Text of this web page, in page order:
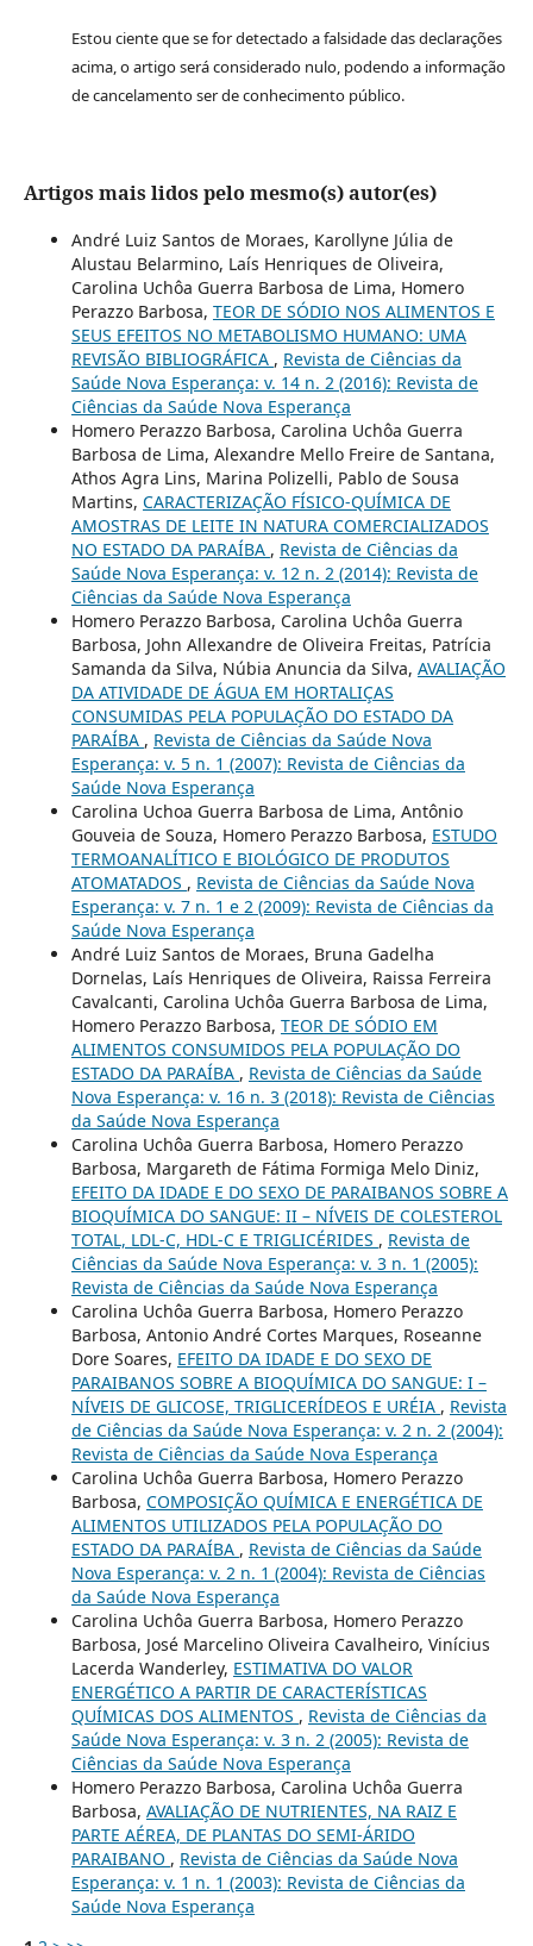
Estou ciente que se for detectado a falsidade das declarações
acima, o artigo será considerado nulo, podendo a informação
de cancelamento ser de conhecimento público.
Artigos mais lidos pelo mesmo(s) autor(es)
André Luiz Santos de Moraes, Karollyne Júlia de
Alustau Belarmino, Laís Henriques de Oliveira,
Carolina Uchôa Guerra Barbosa de Lima, Homero
Perazzo Barbosa, TEOR DE SÓDIO NOS ALIMENTOS E
SEUS EFEITOS NO METABOLISMO HUMANO: UMA
REVISÃO BIBLIOGRÁFICA , Revista de Ciências da
Saúde Nova Esperança: v. 14 n. 2 (2016): Revista de
Ciências da Saúde Nova Esperança
Homero Perazzo Barbosa, Carolina Uchôa Guerra
Barbosa de Lima, Alexandre Mello Freire de Santana,
Athos Agra Lins, Marina Polizelli, Pablo de Sousa
Martins, CARACTERIZAÇÃO FÍSICO-QUÍMICA DE
AMOSTRAS DE LEITE IN NATURA COMERCIALIZADOS
NO ESTADO DA PARAÍBA , Revista de Ciências da
Saúde Nova Esperança: v. 12 n. 2 (2014): Revista de
Ciências da Saúde Nova Esperança
Homero Perazzo Barbosa, Carolina Uchôa Guerra
Barbosa, John Allexandre de Oliveira Freitas, Patrícia
Samanda da Silva, Núbia Anuncia da Silva, AVALIAÇÃO
DA ATIVIDADE DE ÁGUA EM HORTALIÇAS
CONSUMIDAS PELA POPULAÇÃO DO ESTADO DA
PARAÍBA , Revista de Ciências da Saúde Nova
Esperança: v. 5 n. 1 (2007): Revista de Ciências da
Saúde Nova Esperança
Carolina Uchoa Guerra Barbosa de Lima, Antônio
Gouveia de Souza, Homero Perazzo Barbosa, ESTUDO
TERMOANALÍTICO E BIOLÓGICO DE PRODUTOS
ATOMATADOS , Revista de Ciências da Saúde Nova
Esperança: v. 7 n. 1 e 2 (2009): Revista de Ciências da
Saúde Nova Esperança
André Luiz Santos de Moraes, Bruna Gadelha
Dornelas, Laís Henriques de Oliveira, Raissa Ferreira
Cavalcanti, Carolina Uchôa Guerra Barbosa de Lima,
Homero Perazzo Barbosa, TEOR DE SÓDIO EM
ALIMENTOS CONSUMIDOS PELA POPULAÇÃO DO
ESTADO DA PARAÍBA , Revista de Ciências da Saúde
Nova Esperança: v. 16 n. 3 (2018): Revista de Ciências
da Saúde Nova Esperança
Carolina Uchôa Guerra Barbosa, Homero Perazzo
Barbosa, Margareth de Fátima Formiga Melo Diniz,
EFEITO DA IDADE E DO SEXO DE PARAIBANOS SOBRE A
BIOQUÍMICA DO SANGUE: II – NÍVEIS DE COLESTEROL
TOTAL, LDL-C, HDL-C E TRIGLICÉRIDES , Revista de
Ciências da Saúde Nova Esperança: v. 3 n. 1 (2005):
Revista de Ciências da Saúde Nova Esperança
Carolina Uchôa Guerra Barbosa, Homero Perazzo
Barbosa, Antonio André Cortes Marques, Roseanne
Dore Soares, EFEITO DA IDADE E DO SEXO DE
PARAIBANOS SOBRE A BIOQUÍMICA DO SANGUE: I –
NÍVEIS DE GLICOSE, TRIGLICERÍDEOS E URÉIA , Revista
de Ciências da Saúde Nova Esperança: v. 2 n. 2 (2004):
Revista de Ciências da Saúde Nova Esperança
Carolina Uchôa Guerra Barbosa, Homero Perazzo
Barbosa, COMPOSIÇÃO QUÍMICA E ENERGÉTICA DE
ALIMENTOS UTILIZADOS PELA POPULAÇÃO DO
ESTADO DA PARAÍBA , Revista de Ciências da Saúde
Nova Esperança: v. 2 n. 1 (2004): Revista de Ciências
da Saúde Nova Esperança
Carolina Uchôa Guerra Barbosa, Homero Perazzo
Barbosa, José Marcelino Oliveira Cavalheiro, Vinícius
Lacerda Wanderley, ESTIMATIVA DO VALOR
ENERGÉTICO A PARTIR DE CARACTERÍSTICAS
QUÍMICAS DOS ALIMENTOS , Revista de Ciências da
Saúde Nova Esperança: v. 3 n. 2 (2005): Revista de
Ciências da Saúde Nova Esperança
Homero Perazzo Barbosa, Carolina Uchôa Guerra
Barbosa, AVALIAÇÃO DE NUTRIENTES, NA RAIZ E
PARTE AÉREA, DE PLANTAS DO SEMI-ÁRIDO
PARAIBANO , Revista de Ciências da Saúde Nova
Esperança: v. 1 n. 1 (2003): Revista de Ciências da
Saúde Nova Esperança